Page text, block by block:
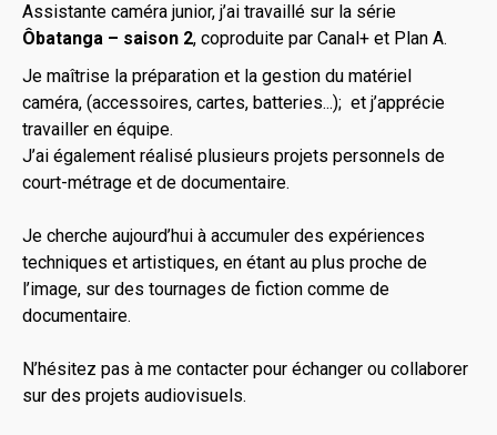
Assistante caméra junior, j’ai travaillé sur la série
Ôbatanga – saison 2, coproduite par Canal+ et Plan A.
Je maîtrise la préparation et la gestion du matériel
caméra, (accessoires, cartes, batteries...); et j’apprécie
travailler en équipe.
J’ai également réalisé plusieurs projets personnels de
court-métrage et de documentaire.
Je cherche aujourd’hui à accumuler des expériences
techniques et artistiques, en étant au plus proche de
l’image, sur des tournages de fiction comme de
documentaire.
N’hésitez pas à me contacter pour échanger ou collaborer
sur des projets audiovisuels.